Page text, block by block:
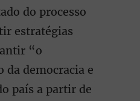
do processo
estratégias
“o
da democracia e
país a partir de